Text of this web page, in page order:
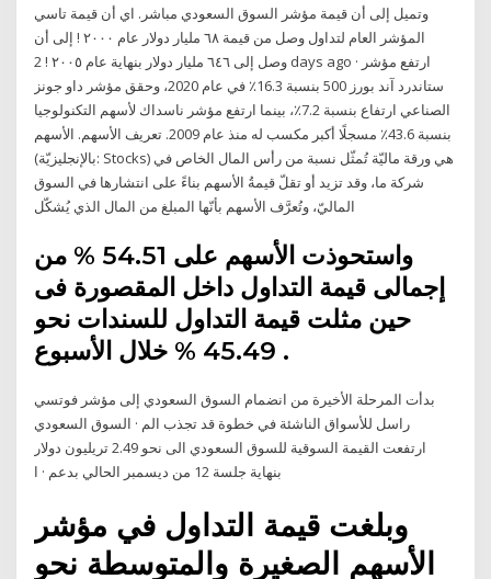
وتميل إلى أن قيمة مؤشر السوق السعودي مباشر. اي أن قيمة تاسي
المؤشر العام لتداول وصل من قيمة ٦٨ مليار دولار عام ٢٠٠٠ ! إلى أن
وصل إلى ٦٤٦ مليار دولار بنهاية عام ٢٠٠٥ ! 2 days ago · ارتفع مؤشر
ستاندرد آند بورز 500 بنسبة 16.3٪ في عام 2020، وحقق مؤشر داو جونز
الصناعي ارتفاع بنسبة 7.2٪، بينما ارتفع مؤشر ناسداك لأسهم التكنولوجيا
بنسبة 43.6٪ مسجلًا أكبر مكسب له منذ عام 2009. تعريف الأسهم. الأسهم
(بالإنجليزيّة: Stocks) هي ورقة ماليّة تُمثّل نسبة من رأس المال الخاص في
شركة ما، وقد تزيد أو تقلّ قيمةُ الأسهم بناءً على انتشارها في السوق
الماليّ، وتُعرَّف الأسهم بأنّها المبلغ من المال الذي يُشكّل
واستحوذت الأسهم على 54.51 % من
إجمالى قيمة التداول داخل المقصورة فى
حين مثلت قيمة التداول للسندات نحو
45.49 % خلال الأسبوع .
بدأت المرحلة الأخيرة من انضمام السوق السعودي إلى مؤشر فوتسي
راسل للأسواق الناشئة في خطوة قد تجذب الم · السوق السعودي
ارتفعت القيمة السوقية للسوق السعودي الى نحو 2.49 تريليون دولار
بنهاية جلسة 12 من ديسمبر الحالي بدعم · ا
وبلغت قيمة التداول في مؤشر
الأسهم الصغيرة والمتوسطة نحو